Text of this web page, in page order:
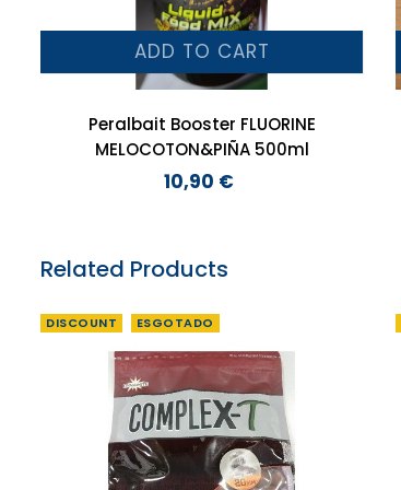
ADD TO CART
Peralbait Booster FLUORINE
MELOCOTON&PIÑA 500ml
Preço
10,90 €
Related Products
DISCOUNT ESGOTADO